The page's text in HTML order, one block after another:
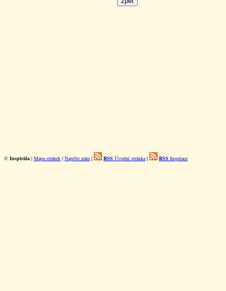
© Inspirála | Mapa stránek | Napište nám | RSS Úvodní stránka| RSS Inspirace